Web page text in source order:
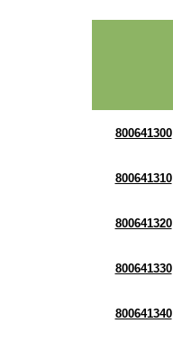
800641300
800641310
800641320
800641330
800641340